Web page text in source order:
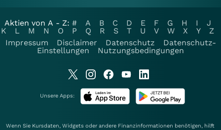
Aktien von A - Z: # A B C D E F G H I
J
K
L M N O P Q R S T U V W X Y
Z
Impressum
Disclaimer Datenschutz
Datenschutz-
Einstellungen
Nutzungsbedingungen
Unsere Apps:
Wenn Sie Kursdaten, Widgets oder andere Finanzinformationen benötigen, hilft